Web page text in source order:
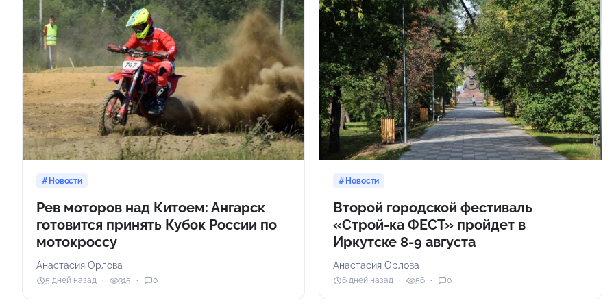
Новости
Рев моторов над Китоем: Ангарск
готовится принять Кубок России по
мотокроссу
Анастасия Орлова
5 дней назад 315 0
Новости
Второй городской фестиваль
«Строй-ка ФЕСТ» пройдет в
Иркутске 8-9 августа
Анастасия Орлова
6 дней назад 56 0